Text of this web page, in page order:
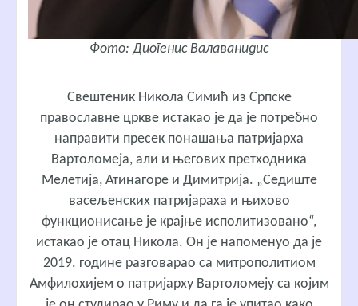
Фото: Диогенис Валаванидис
Свештеник Никола Симић из Српске
православне цркве истакао је да је потребно
направити пресек понашања патријарха
Вартоломеја, али и његових претходника
Мелетија, Атинагоре и Димитрија. „Седиште
васељенских патријараха и њихово
функционисање је крајње исполитизовано“,
истакао је отац Никола. Он је напоменуо да је
2019. године разговарао са митрополитиом
Амфилохијем о патријарху Вартоломеју са којим